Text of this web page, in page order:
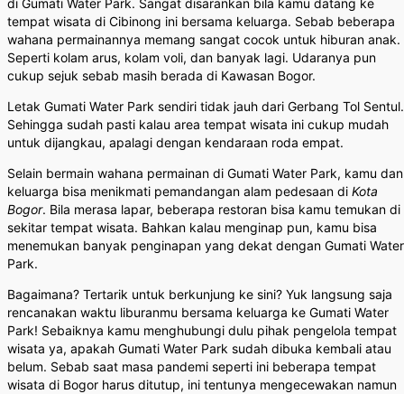
di Gumati Water Park. Sangat disarankan bila kamu datang ke
tempat wisata di Cibinong ini bersama keluarga. Sebab beberapa
wahana permainannya memang sangat cocok untuk hiburan anak.
Seperti kolam arus, kolam voli, dan banyak lagi. Udaranya pun
cukup sejuk sebab masih berada di Kawasan Bogor.
Letak Gumati Water Park sendiri tidak jauh dari Gerbang Tol Sentul.
Sehingga sudah pasti kalau area tempat wisata ini cukup mudah
untuk dijangkau, apalagi dengan kendaraan roda empat.
Selain bermain wahana permainan di Gumati Water Park, kamu dan
keluarga bisa menikmati pemandangan alam pedesaan di Kota
Bogor. Bila merasa lapar, beberapa restoran bisa kamu temukan di
sekitar tempat wisata. Bahkan kalau menginap pun, kamu bisa
menemukan banyak penginapan yang dekat dengan Gumati Water
Park.
Bagaimana? Tertarik untuk berkunjung ke sini? Yuk langsung saja
rencanakan waktu liburanmu bersama keluarga ke Gumati Water
Park! Sebaiknya kamu menghubungi dulu pihak pengelola tempat
wisata ya, apakah Gumati Water Park sudah dibuka kembali atau
belum. Sebab saat masa pandemi seperti ini beberapa tempat
wisata di Bogor harus ditutup, ini tentunya mengecewakan namun